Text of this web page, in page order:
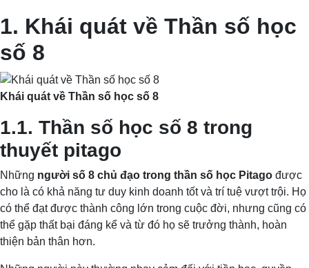
1. Khái quát về Thần số học
số 8
Khái quát về Thần số học số 8
1.1. Thần số học số 8 trong
thuyết pitago
Những người số 8 chủ đạo trong thần số học Pitago được
cho là có khả năng tư duy kinh doanh tốt và trí tuệ vượt trội. Họ
có thể đạt được thành công lớn trong cuộc đời, nhưng cũng có
thể gặp thất bại đáng kể và từ đó họ sẽ trưởng thành, hoàn
thiện bản thân hơn.